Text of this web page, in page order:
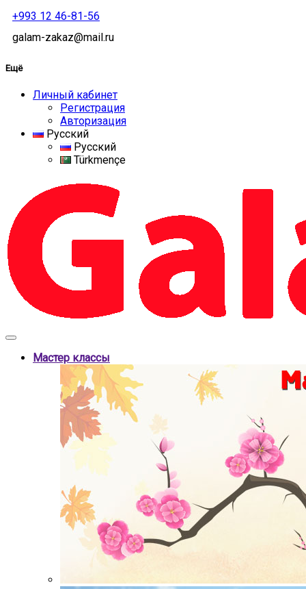
+993 12 46-81-56
galam-zakaz@mail.ru
Ещё
Личный кабинет
Регистрация
Авторизация
Русский
Русский
Türkmençe
Мастер классы